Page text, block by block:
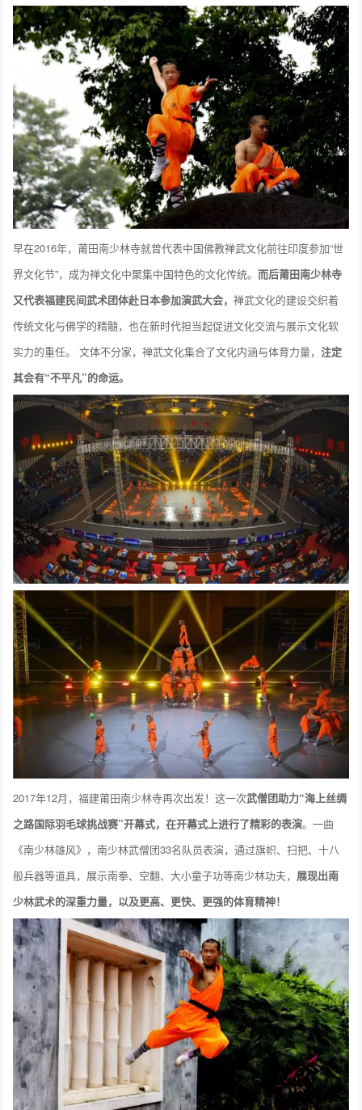
早在2016年，莆田南少林寺就曾代表中国佛教禅武文化前往印度参加“世
界文化节”，成为禅文化中聚集中国特色的文化传统。而后莆田南少林寺
又代表福建民间武术团体赴日本参加演武大会，禅武文化的建设交织着
传统文化与佛学的精髓，也在新时代担当起促进文化交流与展示文化软
实力的重任。 文体不分家，禅武文化集合了文化内涵与体育力量，注定
其会有“不平凡”的命运。
2017年12月，福建莆田南少林寺再次出发！这一次武僧团助力“海上丝绸
之路国际羽毛球挑战赛”开幕式，在开幕式上进行了精彩的表演。一曲
《南少林雄风》，南少林武僧团33名队员表演，通过旗帜、扫把、十八
般兵器等道具，展示南拳、空翻、大小童子功等南少林功夫， 展现出南
少林武术的深重力量，以及更高、更快、更强的体育精神！